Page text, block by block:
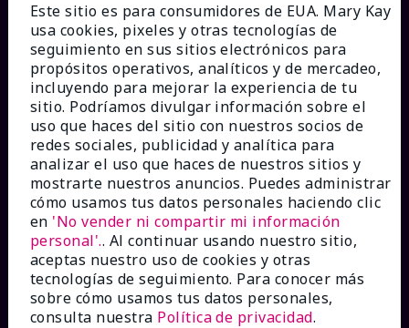
¿CÓMO PODEMOS AYUDAR?
Recibe e-mails
Ver estado del pedido
Contáctanos
Catálogos interactivos
Preguntas frecuentes
Este sitio es para consumidores de EUA. Mary Kay
usa cookies, pixeles y otras tecnologías de
seguimiento en sus sitios electrónicos para
propósitos operativos, analíticos y de mercadeo,
incluyendo para mejorar la experiencia de tu
sitio. Podríamos divulgar información sobre el
uso que haces del sitio con nuestros socios de
redes sociales, publicidad y analítica para
analizar el uso que haces de nuestros sitios y
mostrarte nuestros anuncios. Puedes administrar
cómo usamos tus datos personales haciendo clic
en 'No vender ni compartir mi información
personal'.. Al continuar usando nuestro sitio,
aceptas nuestro uso de cookies y otras
tecnologías de seguimiento. Para conocer más
sobre cómo usamos tus datos personales,
consulta nuestra Política de privacidad.